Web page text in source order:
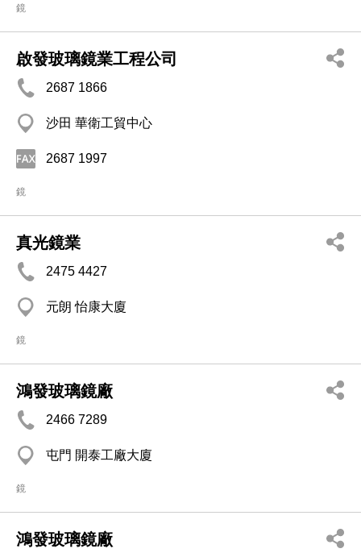
鏡
啟發玻璃鏡業工程公司
2687 1866
沙田 華衛工貿中心
2687 1997
鏡
真光鏡業
2475 4427
元朗 怡康大廈
鏡
鴻發玻璃鏡廠
2466 7289
屯門 開泰工廠大廈
鏡
鴻發玻璃鏡廠